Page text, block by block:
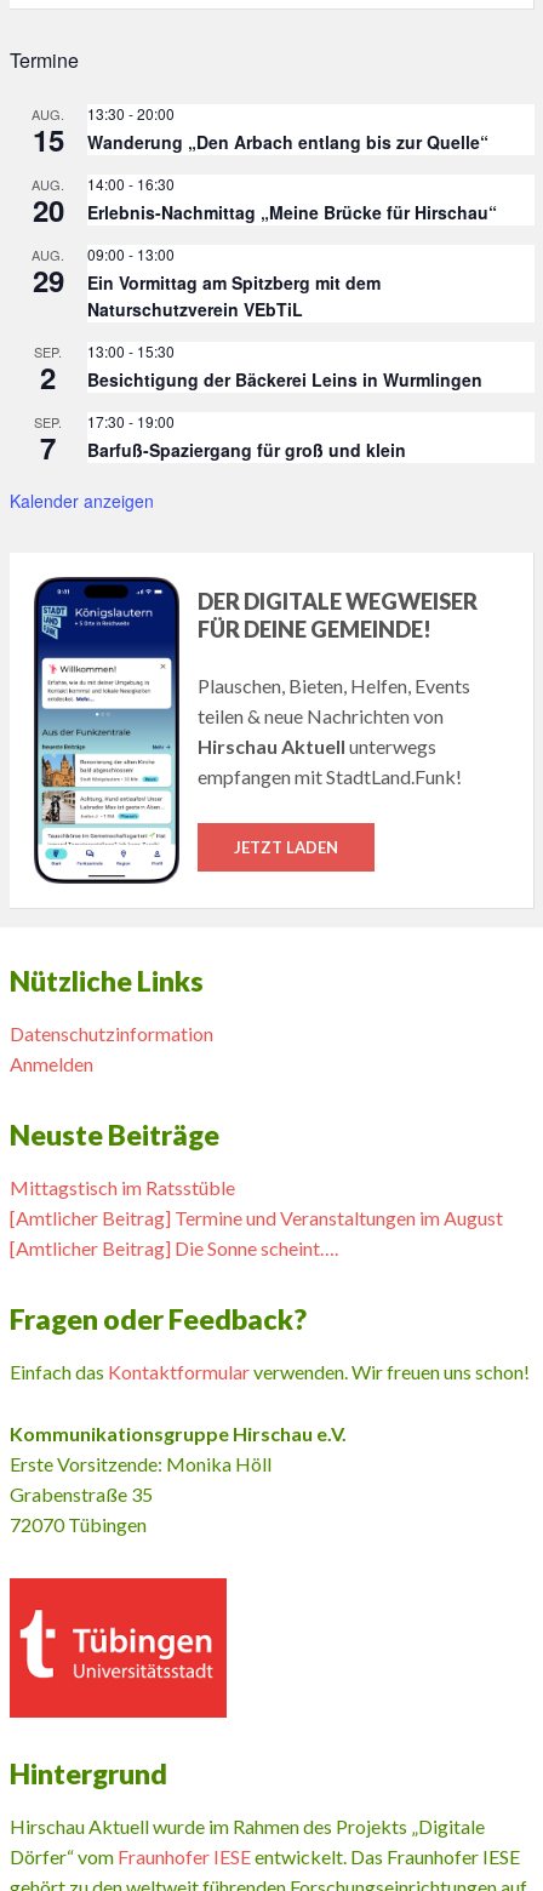
Termine
AUG.
15
13:30 -20:00
Wanderung „Den Arbach entlang bis zur Quelle“
AUG.
20
14:00 - 16:30
Erlebnis-Nachmittag „Meine Brücke für Hirschau“
AUG.
29
09:00 - 13:00
Ein Vormittag am Spitzberg mit dem
Naturschutzverein VEbTiL
SEP.
2
13:00 - 15:30
Besichtigung der Bäckerei Leins in Wurmlingen
SEP.
7
17:30 - 19:00
Barfuß-Spaziergang für groß und klein
Kalender anzeigen
DER DIGITALE WEGWEISER
FÜR DEINE GEMEINDE!
Plauschen, Bieten, Helfen, Events
teilen & neue Nachrichten von
Hirschau Aktuell unterwegs
empfangen mit StadtLand.Funk!
JETZT LADEN
Nützliche Links
Datenschutzinformation
Anmelden
Neuste Beiträge
Mittagstisch im Ratsstüble
[Amtlicher Beitrag] Termine und Veranstaltungen im August
[Amtlicher Beitrag] Die Sonne scheint….
Fragen oder Feedback?
Einfach das Kontaktformularverwenden. Wir freuen uns schon!
Kommunikationsgruppe Hirschau e.V.
Erste Vorsitzende: Monika Höll
Grabenstraße 35
72070 Tübingen
Hintergrund
Hirschau Aktuell wurde im Rahmen des Projekts „Digitale
Dörfer“ vom Fraunhofer IESEentwickelt. Das Fraunhofer IESE